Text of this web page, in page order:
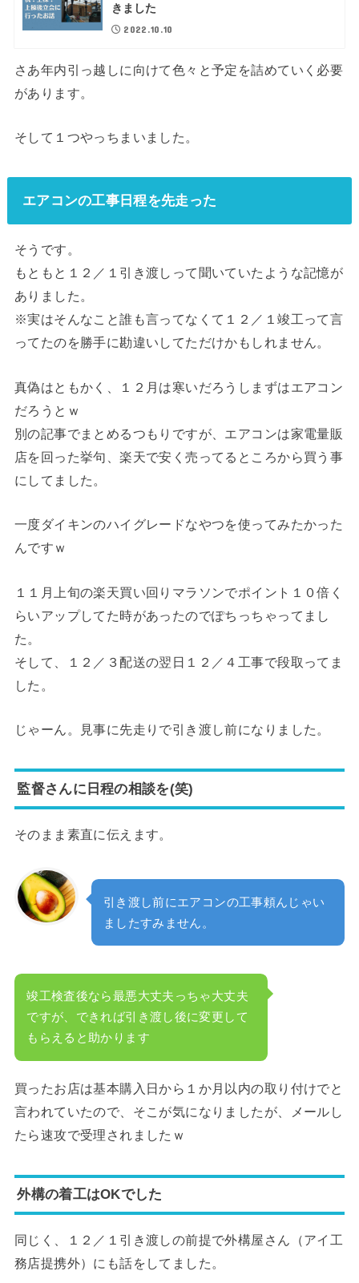
きました
2022.10.10
さあ年内引っ越しに向けて色々と予定を詰めていく必要
があります。
そして１つやっちまいました。
エアコンの工事日程を先走った
そうです。
もともと１２／１引き渡しって聞いていたような記憶が
ありました。
※実はそんなこと誰も言ってなくて１２／１竣工って言
ってたのを勝手に勘違いしてただけかもしれません。
真偽はともかく、１２月は寒いだろうしまずはエアコン
だろうとｗ
別の記事でまとめるつもりですが、エアコンは家電量販
店を回った挙句、楽天で安く売ってるところから買う事
にしてました。
一度ダイキンのハイグレードなやつを使ってみたかった
んですｗ
１１月上旬の楽天買い回りマラソンでポイント１０倍く
らいアップしてた時があったのでぽちっちゃってまし
た。
そして、１２／３配送の翌日１２／４工事で段取ってま
した。
じゃーん。見事に先走りで引き渡し前になりました。
監督さんに日程の相談を(笑)
そのまま素直に伝えます。
引き渡し前にエアコンの工事頼んじゃい
ましたすみません。
竣工検査後なら最悪大丈夫っちゃ大丈夫
ですが、できれば引き渡し後に変更して
もらえると助かります
買ったお店は基本購入日から１か月以内の取り付けでと
言われていたので、そこが気になりましたが、メールし
たら速攻で受理されましたｗ
外構の着工はOKでした
同じく、１２／１引き渡しの前提で外構屋さん（アイ工
務店提携外）にも話をしてました。